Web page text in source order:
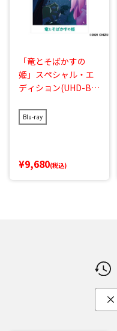
「竜とそばかすの
姫」スペシャル・エ
ディション(UHD-BD
Blu-ray
¥9,680(税込)